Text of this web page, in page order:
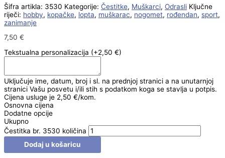
Šifra artikla: 3530 Kategorije: Čestitke, Muškarci, Odrasli Ključne
riječi: hobby, kopačke, lopta, muškarac, nogomet, rođendan, sport,
zanimanje
7,50 €
Tekstualna personalizacija (+2,50 €)
Uključuje ime, datum, broj i sl. na prednjoj stranici a na unutarnjoj
stranici Vašu posvetu i/ili stih s podatkom koga se stavlja u potpis.
Cijena usluge je 2,50 €/kom.
Osnovna cijena
Dodatne opcije
Ukupno
Čestitka br. 3530 količina
Dodaj u košaricu